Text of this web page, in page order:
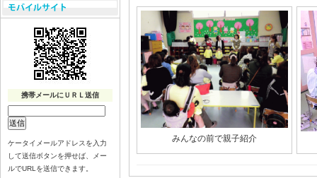
みんなの前で親子紹介
携帯メールにＵＲＬ送信
ケータイメールアドレスを入力
して送信ボタンを押せば、メー
ルでURLを送信できます。